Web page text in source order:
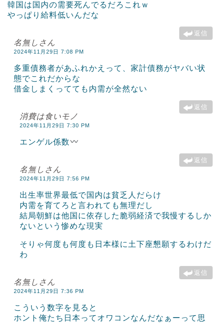
韓国は国内の需要死んでるだろこれｗ
やっぱり給料低いんだな
返信
名無しさん
2024年11月29日 7:08 PM
多重債務者があふれかえって、家計債務がヤバい状
態でこれだからな
借金しまくってても内需が全然ない
返信
消費は食いモノ
2024年11月29日 7:30 PM
エンゲル係数
返信
名無しさん
2024年11月29日 7:56 PM
出生率世界最低で国内は貧乏人だらけ
内需を育てろと言われても無理だし
結局朝鮮は他国に依存した脆弱経済で我慢するしか
ないという惨めな現実
そりゃ何度も何度も日本様に土下座懇願するわけだ
わ
返信
名無しさん
2024年11月29日 7:36 PM
こういう数字を見ると
ホント俺たち日本ってオワコンなんだなぁーって思